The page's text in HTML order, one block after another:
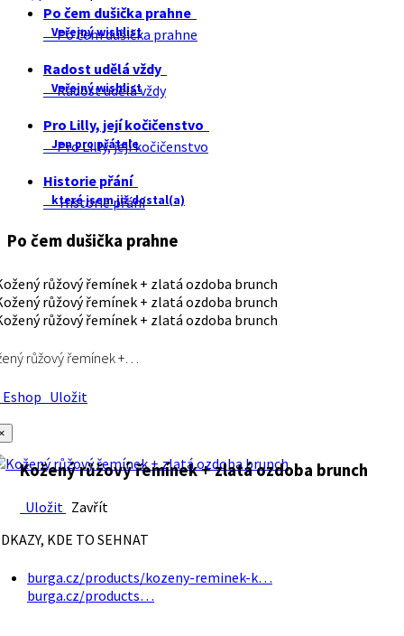
Po čem dušička prahne
Veřejný wishlist
Po čem dušička prahne
Radost udělá vždy
Veřejný wishlist
Radost udělá vždy
Pro Lilly, její kočičenstvo
Jen pro přátele
Pro Lilly, její kočičenstvo
Historie přání
které jsem již dostal(a)
Historie přání
Po čem dušička prahne
růžový řemínek +…
Uložit
Kožený růžový řemínek + zlatá ozdoba brunch
Uložit Zavřít
KDE TO SEHNAT
burga.cz/products/kozeny-reminek-k…
burga.cz/products…